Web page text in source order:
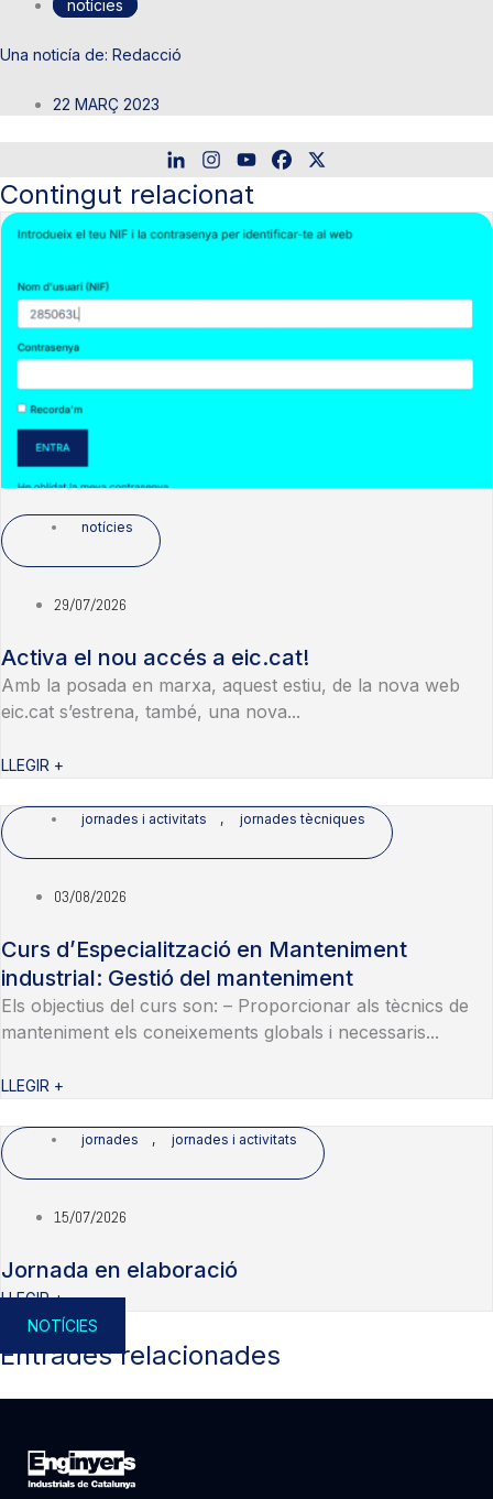
notícies
Redacció
22 MARÇ 2023
Contingut relacionat
notícies
29/07/2026
Activa el nou accés a eic.cat!
Amb la posada en marxa, aquest estiu, de la nova web
eic.cat s’estrena, també, una nova...
LLEGIR +
jornades i activitats , jornades tècniques
03/08/2026
Curs d’Especialització en Manteniment
industrial: Gestió del manteniment
Els objectius del curs son: – Proporcionar als tècnics de
manteniment els coneixements globals i necessaris...
LLEGIR +
jornades , jornades i activitats
15/07/2026
Jornada en elaboració
LLEGIR +
NOTÍCIES
Entrades relacionades